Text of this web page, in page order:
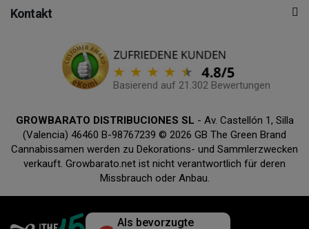
Kontakt
Basierend auf 21.302 Bewertungen
GROWBARATO DISTRIBUCIONES SL - Av. Castellón 1, Silla
(Valencia) 46460 B-98767239 © 2026 GB The Green Brand
Cannabissamen werden zu Dekorations- und Sammlerzwecken
verkauft. Growbarato.net ist nicht verantwortlich für deren
Missbrauch oder Anbau.
Als bevorzugte